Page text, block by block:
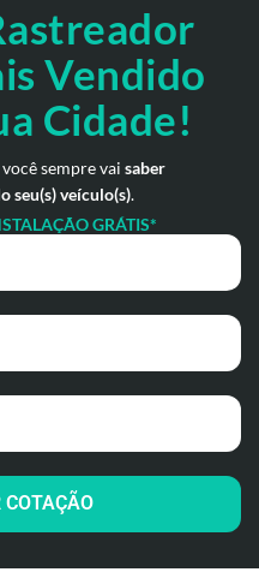
Vendido
Cidade!
você sempre vai saber
seu(s) veículo(s).
GRÁTIS*